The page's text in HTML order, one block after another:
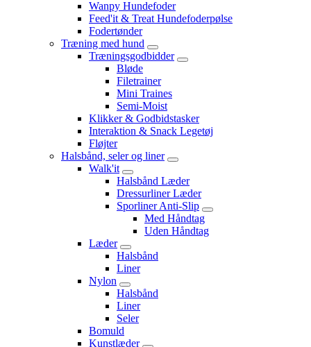
Wanpy Hundefoder
Feed'it & Treat Hundefoderpølse
Fodertønder
Træning med hund
Træningsgodbidder
Bløde
Filetrainer
Mini Traines
Semi-Moist
Klikker & Godbidstasker
Interaktion & Snack Legetøj
Fløjter
Halsbånd, seler og liner
Walk'it
Halsbånd Læder
Dressurliner Læder
Sporliner Anti-Slip
Med Håndtag
Uden Håndtag
Læder
Halsbånd
Liner
Nylon
Halsbånd
Liner
Seler
Bomuld
Kunstlæder